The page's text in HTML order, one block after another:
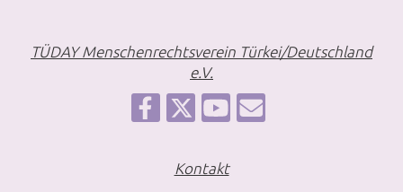
TÜDAY Menschenrechtsverein Türkei/Deutschland
e.V.
Kontakt